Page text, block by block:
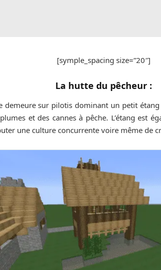
[symple_spacing size=”20″]
La hutte du pêcheur :
demeure sur pilotis dominant un petit
et des cannes à pêche. L’étang est
une culture concurrente voire même de